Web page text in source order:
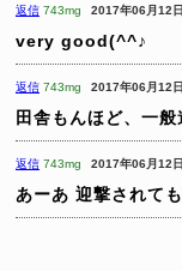
返信 743mg 2017年06月12
very good(^^♪
返信 743mg 2017年06月12
田舎もんほど、一般
返信 743mg 2017年06月12
あーあ 迎撃されて